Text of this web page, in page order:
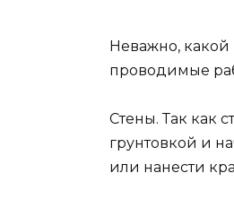
Неважно, какой
проводимые
Стены. Так как
грунтовкой и
или нанести